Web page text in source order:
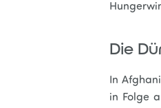
Die
In
in Folge